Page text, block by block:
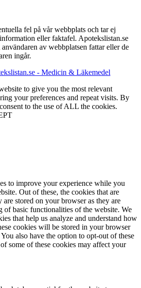
fel på vår webbplats och tar ej
eller faktafel. Apotekslistan.se
av webbplatsen fattar eller de
ingår.
- Medicin & Läkemedel
to give you the most relevant
your preferences and repeat visits. By
to the use of ALL the cookies.
to improve your experience while you
Out of these, the cookies that are
are stored on your browser as they are
of basic functionalities of the website. We
that help us analyze and understand how
cookies will be stored in your browser
also have the option to opt-out of these
some of these cookies may affect your